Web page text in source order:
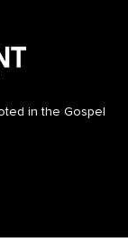
in the Gospel